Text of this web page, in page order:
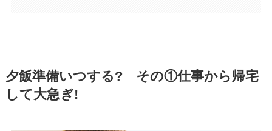
夕飯準備いつする? その①仕事から帰宅
して大急ぎ!